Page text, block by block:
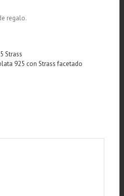
regalo.
Strass
925 con Strass facetado